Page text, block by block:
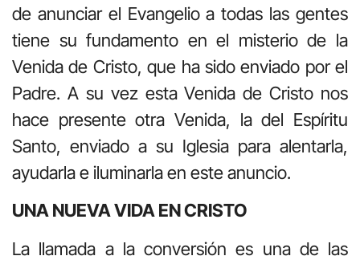
de anunciar el Evangelio a todas las gentes
tiene su fundamento en el misterio de la
Venida de Cristo, que ha sido enviado por el
Padre. A su vez esta Venida de Cristo nos
hace presente otra Venida, la del Espíritu
Santo, enviado a su Iglesia para alentarla,
ayudarla e iluminarla en este anuncio.
UNA NUEVA VIDA EN CRISTO
La llamada a la conversión es una de las